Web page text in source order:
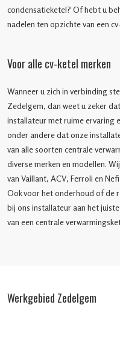
condensatieketel? Of hebt u
nadelen ten opzichte van een
Voor alle cv-ketel merken
Wanneer u zich in verbinding
Zedelgem, dan weet u zeker
installateur met ruime ervaring
onder andere dat onze
van alle soorten centrale
diverse merken en modellen.
van Vaillant, ACV, Ferroli en
Ook voor het onderhoud of de
bij ons installateur aan het
van een centrale
Werkgebied Zedelgem